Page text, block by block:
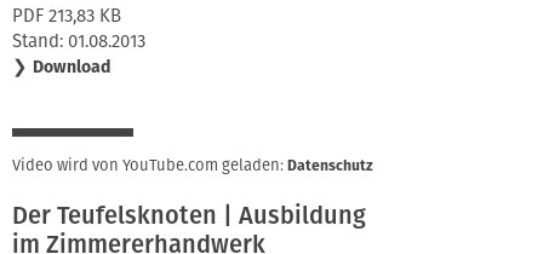
PDF 213,83 KB
Stand: 01.08.2013
❯ Download
Video wird von YouTube.com geladen: Datenschutz
Der Teufelsknoten | Ausbildung
im Zimmererhandwerk